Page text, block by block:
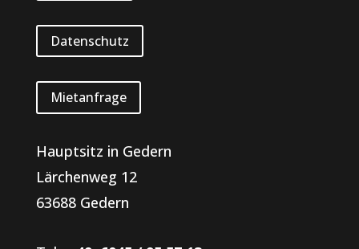
Datenschutz
Mietanfrage
Hauptsitz in Gedern
Lärchenweg 12
63688 Gedern